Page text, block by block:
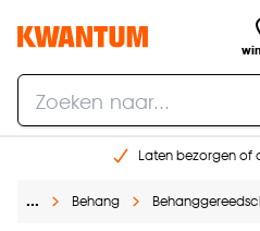
Laten bezorgen of
Gratis raam advies
… Behang